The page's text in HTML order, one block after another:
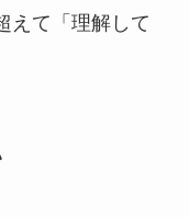
えて「理解して